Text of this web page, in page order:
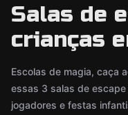
Salas de
crianças
Escolas de magia, caça
essas 3 salas de escape
jogadores e festas